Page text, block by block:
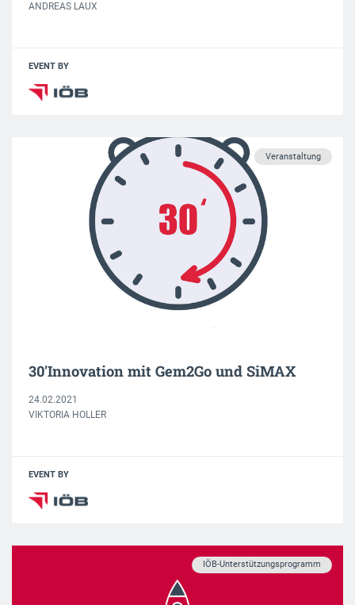
ANDREAS LAUX
EVENT BY
Veranstaltung
30'Innovation mit Gem2Go und SiMAX
24.02.2021
VIKTORIA HOLLER
EVENT BY
IÖB-Unterstützungsprogramm